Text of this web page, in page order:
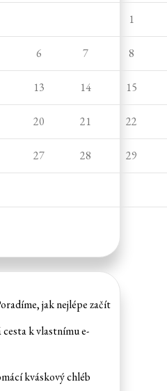
1
6 7 8
13 14 15
20 21 22
27 28 29
jak nejlépe začít
k vlastnímu e-
kváskový chléb